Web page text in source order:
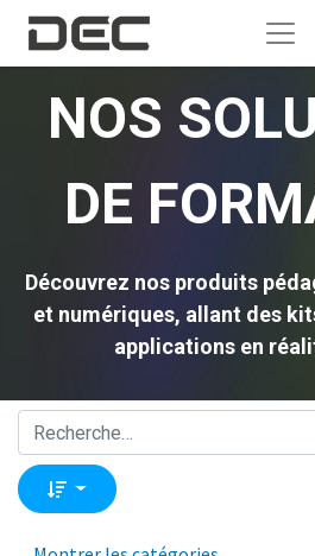
NOS
DE
Découvrez nos produits
et numériques, allant des
applications en